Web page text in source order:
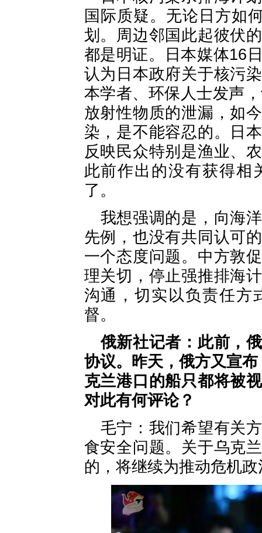
国际质疑。无论日方如
划。周边邻国此起彼伏
都是明证。日本媒体16
认为日本政府关于核污
本学者、环保人士发声
放射性物质的泄漏，如
染，是不能容忍的。日
反映民众特别是渔业、
此前作出的没有获得相
了。
我想强调的是，向海
先例，也没有共同认可
一个态度问题。中方敦
理关切，停止强推排海
沟通，切实以负责任方
督。
俄新社记者：此前，
协议。昨天，俄方又宣
克兰港口的船只都将被
对此有何评论？
毛宁：我们希望有关
食安全问题。关于乌克
的，将继续为推动危机